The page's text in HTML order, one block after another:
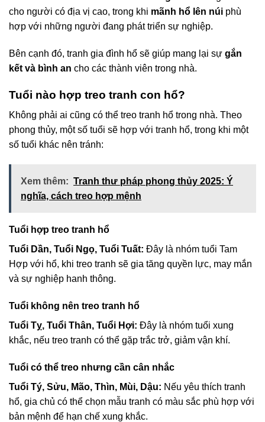
cho người có địa vị cao, trong khi mãnh hổ lên núi phù
hợp với những người đang phát triển sự nghiệp.
Bên cạnh đó, tranh gia đình hổ sẽ giúp mang lại sự gắn
kết và bình an cho các thành viên trong nhà.
Tuổi nào hợp treo tranh con hổ?
Không phải ai cũng có thể treo tranh hổ trong nhà. Theo
phong thủy, một số tuổi sẽ hợp với tranh hổ, trong khi một
số tuổi khác nên tránh:
Xem thêm: Tranh thư pháp phong thủy 2025: Ý
nghĩa, cách treo hợp mệnh
Tuổi hợp treo tranh hổ
Tuổi Dần, Tuổi Ngọ, Tuổi Tuất: Đây là nhóm tuổi Tam
Hợp với hổ, khi treo tranh sẽ gia tăng quyền lực, may mắn
và sự nghiệp hanh thông.
Tuổi không nên treo tranh hổ
Tuổi Tỵ, Tuổi Thân, Tuổi Hợi: Đây là nhóm tuổi xung
khắc, nếu treo tranh có thể gặp trắc trở, giảm vận khí.
Tuổi có thể treo nhưng cần cân nhắc
Tuổi Tý, Sửu, Mão, Thìn, Mùi, Dậu: Nếu yêu thích tranh
hổ, gia chủ có thể chọn mẫu tranh có màu sắc phù hợp với
bản mệnh để hạn chế xung khắc.